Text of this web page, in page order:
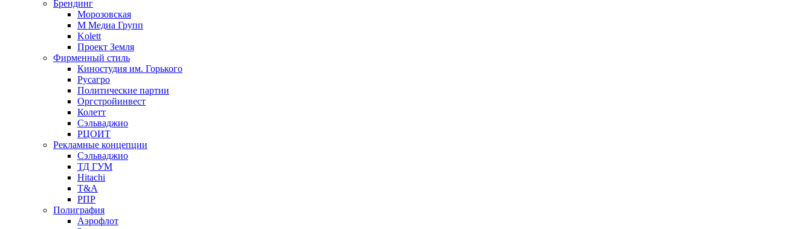
Брендинг
Морозовская
М Медиа Групп
Kolett
Проект Земля
Фирменный стиль
Киностудия им. Горького
Русагро
Политические партии
Оргстройинвест
Колетт
Сэльваджио
РЦОИТ
Рекламные концепции
Сэльваджио
ТД ГУМ
Hitachi
T&A
РПР
Полиграфия
Аэрофлот